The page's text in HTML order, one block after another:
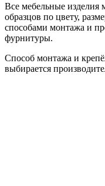
Все мебельные изделия
образцов по цвету,
способами монтажа и
фурнитуры.
Способ монтажа и
выбирается